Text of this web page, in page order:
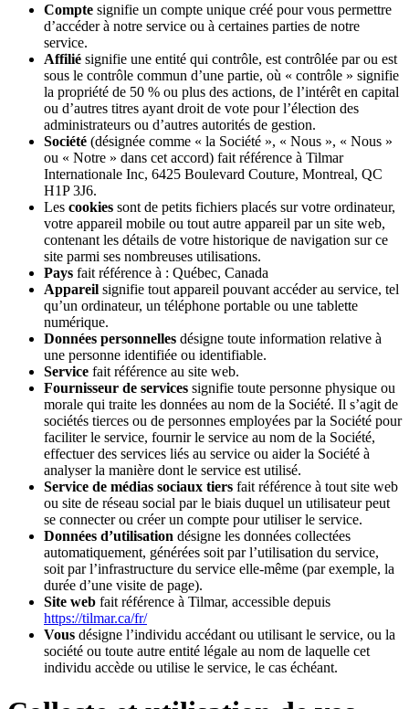
Compte signifie un compte unique créé pour vous permettre
d’accéder à notre service ou à certaines parties de notre
service.
Affilié signifie une entité qui contrôle, est contrôlée par ou est
sous le contrôle commun d’une partie, où « contrôle » signifie
la propriété de 50 % ou plus des actions, de l’intérêt en capital
ou d’autres titres ayant droit de vote pour l’élection des
administrateurs ou d’autres autorités de gestion.
Société (désignée comme « la Société », « Nous », « Nous »
ou « Notre » dans cet accord) fait référence à Tilmar
Internationale Inc, 6425 Boulevard Couture, Montreal, QC
H1P 3J6.
Les cookies sont de petits fichiers placés sur votre ordinateur,
votre appareil mobile ou tout autre appareil par un site web,
contenant les détails de votre historique de navigation sur ce
site parmi ses nombreuses utilisations.
Pays fait référence à : Québec, Canada
Appareil signifie tout appareil pouvant accéder au service, tel
qu’un ordinateur, un téléphone portable ou une tablette
numérique.
Données personnelles désigne toute information relative à
une personne identifiée ou identifiable.
Service fait référence au site web.
Fournisseur de services signifie toute personne physique ou
morale qui traite les données au nom de la Société. Il s’agit de
sociétés tierces ou de personnes employées par la Société pour
faciliter le service, fournir le service au nom de la Société,
effectuer des services liés au service ou aider la Société à
analyser la manière dont le service est utilisé.
Service de médias sociaux tiers fait référence à tout site web
ou site de réseau social par le biais duquel un utilisateur peut
se connecter ou créer un compte pour utiliser le service.
Données d’utilisation désigne les données collectées
automatiquement, générées soit par l’utilisation du service,
soit par l’infrastructure du service elle-même (par exemple, la
durée d’une visite de page).
Site web fait référence à Tilmar, accessible depuis
https://tilmar.ca/fr/
Vous désigne l’individu accédant ou utilisant le service, ou la
société ou toute autre entité légale au nom de laquelle cet
individu accède ou utilise le service, le cas échéant.